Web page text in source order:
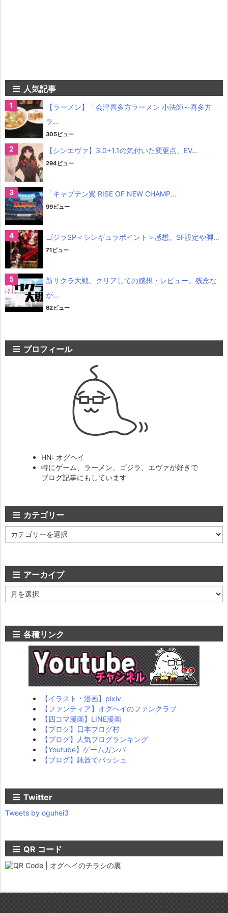
人気記事
【ラーメン】「会津喜多方ラーメン 小法師～喜多方
ラ...
305ビュー
【シンエヴァ】3.0+1.1の気付いた変更点、EV...
294ビュー
「キャプテン翼 RISE OF NEW CHAMP...
99ビュー
ゴジラSP＜シンギュラポイント＞感想。SF設定や脚...
71ビュー
新サクラ大戦、クリアしての感想・レビュー。残念な
が...
62ビュー
プロフィール
HN: オグヘイ
特にゲーム、ラーメン、ゴジラ、エヴァが好きで
ブログ記事にもしています
カテゴリー
テ
アーカイブ
ー
各種リンク
【イラスト・漫画】pixiv
【ファンティア】オグヘイのファンクラブ
【四コマ漫画】LINE漫画
【ブログ】日本ブログ村
【ブログ】人気ブログランキング
【Youtube】ゲームガンバ
【ブログ】鈍器でバッシュ
Twitter
Tweets by oguhei3
QR コード